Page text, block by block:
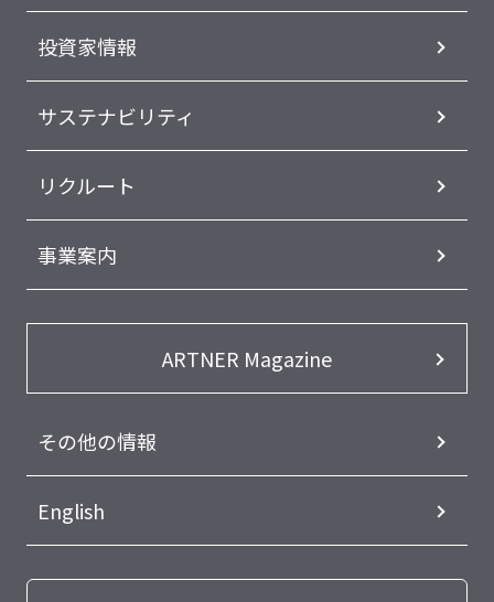
投資家情報
サステナビリティ
リクルート
事業案内
ARTNER Magazine
その他の情報
English